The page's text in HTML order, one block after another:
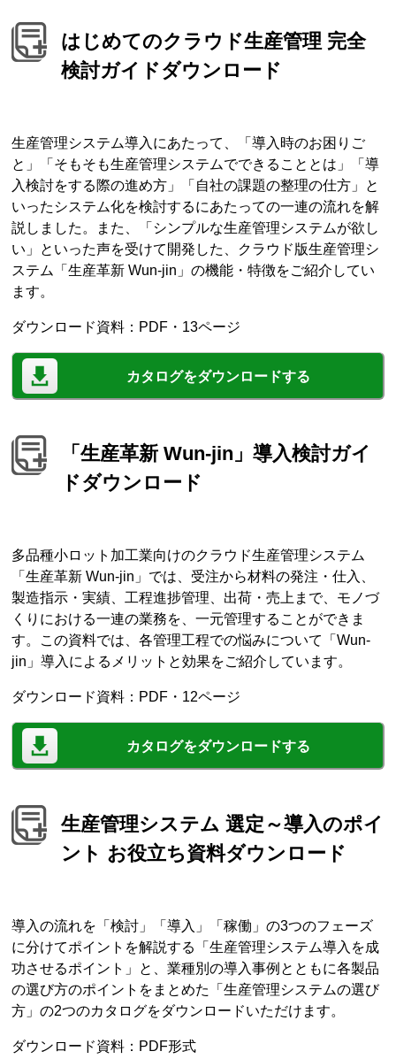
はじめてのクラウド生産管理 完全
検討ガイドダウンロード
生産管理システム導入にあたって、「導入時のお困りご
と」「そもそも生産管理システムでできることとは」「導
入検討をする際の進め方」「自社の課題の整理の仕方」と
いったシステム化を検討するにあたっての一連の流れを解
説しました。また、「シンプルな生産管理システムが欲し
い」といった声を受けて開発した、クラウド版生産管理シ
ステム「生産革新 Wun-jin」の機能・特徴をご紹介してい
ます。
ダウンロード資料：PDF・13ページ
カタログをダウンロードする
「生産革新 Wun-jin」導入検討ガイ
ドダウンロード
多品種小ロット加工業向けのクラウド生産管理システム
「生産革新 Wun-jin」では、受注から材料の発注・仕入、
製造指示・実績、工程進捗管理、出荷・売上まで、モノづ
くりにおける一連の業務を、一元管理することができま
す。この資料では、各管理工程での悩みについて「Wun-
jin」導入によるメリットと効果をご紹介しています。
ダウンロード資料：PDF・12ページ
カタログをダウンロードする
生産管理システム 選定～導入のポイ
ント お役立ち資料ダウンロード
導入の流れを「検討」「導入」「稼働」の3つのフェーズ
に分けてポイントを解説する「生産管理システム導入を成
功させるポイント」と、業種別の導入事例とともに各製品
の選び方のポイントをまとめた「生産管理システムの選び
方」の2つのカタログをダウンロードいただけます。
ダウンロード資料：PDF形式